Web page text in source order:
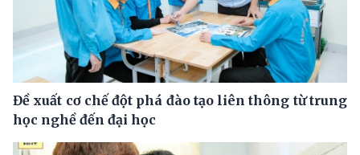
Đề xuất cơ chế đột phá đào tạo liên thông từ trung
học nghề đến đại học